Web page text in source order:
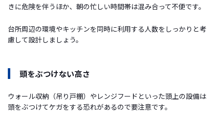
きに危険を伴うほか、朝の忙しい時間帯は混み合って不便です。
台所周辺の環境やキッチンを同時に利用する人数をしっかりと考
慮して設計しましょう。
頭をぶつけない高さ
ウォール収納（吊り戸棚）やレンジフードといった頭上の設備は
頭をぶつけてケガをする恐れがあるので要注意です。